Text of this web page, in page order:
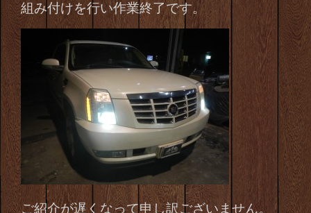
組み付けを行い作業終了です。
ご紹介が遅くなって申し訳ございません。